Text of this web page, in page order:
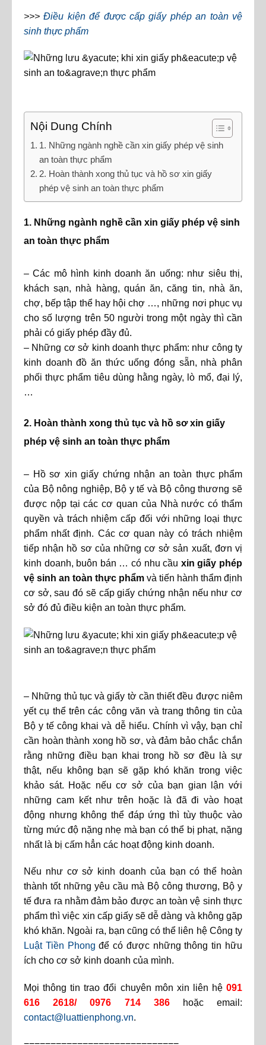
>>>Điều kiện để được cấp giấy phép an toàn vệ
sinh thực phẩm
Nội Dung Chính
1. Những ngành nghề cần xin giấy phép vệ sinh
an toàn thực phẩm
2. Hoàn thành xong thủ tục và hồ sơ xin giấy
phép vệ sinh an toàn thực phẩm
1. Những ngành nghề cần xin giấy phép vệ sinh
an toàn thực phẩm
– Các mô hình kinh doanh ăn uống: như siêu thị,
khách sạn, nhà hàng, quán ăn, căng tin, nhà ăn,
chợ, bếp tập thể hay hội chợ …, những nơi phục vụ
cho số lượng trên 50 người trong một ngày thì cần
phải có giấy phép đầy đủ.
– Những cơ sở kinh doanh thực phẩm: như công ty
kinh doanh đồ ăn thức uống đóng sẵn, nhà phân
phối thực phẩm tiêu dùng hằng ngày, lò mổ, đại lý,
…
2. Hoàn thành xong thủ tục và hồ sơ xin giấy
phép vệ sinh an toàn thực phẩm
– Hồ sơ xin giấy chứng nhận an toàn thực phẩm
của Bộ nông nghiệp, Bộ y tế và Bộ công thương sẽ
được nộp tại các cơ quan của Nhà nước có thẩm
quyền và trách nhiệm cấp đối với những loại thực
phẩm nhất định. Các cơ quan này có trách nhiệm
tiếp nhận hồ sơ của những cơ sở sản xuất, đơn vị
kinh doanh, buôn bán … có nhu cầu xin giấy phép
vệ sinh an toàn thực phẩm và tiến hành thẩm định
cơ sở, sau đó sẽ cấp giấy chứng nhận nếu như cơ
sở đó đủ điều kiện an toàn thực phẩm.
– Những thủ tục và giấy tờ cần thiết đều được niêm
yết cụ thể trên các công văn và trang thông tin của
Bộ y tế công khai và dễ hiểu. Chính vì vậy, bạn chỉ
cần hoàn thành xong hồ sơ, và đảm bảo chắc chắn
rằng những điều bạn khai trong hồ sơ đều là sự
thật, nếu không bạn sẽ gặp khó khăn trong việc
khảo sát. Hoặc nếu cơ sở của bạn gian lận với
những cam kết như trên hoặc là đã đi vào hoạt
động nhưng không thể đáp ứng thì tùy thuộc vào
từng mức độ nặng nhẹ mà bạn có thể bị phạt, nặng
nhất là bị cấm hẳn các hoạt động kinh doanh.
Nếu như cơ sở kinh doanh của bạn có thể hoàn
thành tốt những yêu cầu mà Bộ công thương, Bộ y
tế đưa ra nhằm đảm bảo được an toàn vệ sinh thực
phẩm thì việc xin cấp giấy sẽ dễ dàng và không gặp
khó khăn. Ngoài ra, bạn cũng có thể liên hệ Công ty
Luật Tiền Phong để có được những thông tin hữu
ích cho cơ sở kinh doanh của mình.
Mọi thông tin trao đổi chuyên môn xin liên hệ 091
616 2618/ 0976 714 386
hoặc email:
contact@luattienphong.vn.